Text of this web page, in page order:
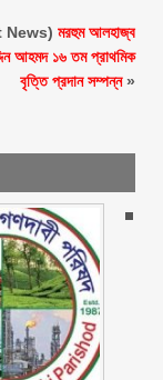
News) মরহুম আলহাজ্ব
আহমদ ১৬ তম প্রাথমিক
বৃত্তি প্রদান সম্পন্ন»